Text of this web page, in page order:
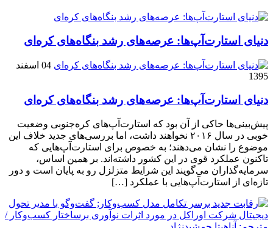
دنیای استارت‌آپ‌ها: عرصه‌های رشد بنگاه‌های کره‌ای‌
04 اسفند
1395
دنیای استارت‌آپ‌ها: عرصه‌های رشد بنگاه‌های کره‌ای‌
پیش‌بینی‌ها حاکی از آن بود که استارت‌آپ‌های کره‌جنوبی وضعیت
خوبی در سال ۲۰۱۶ نخواهند داشت، اما بررسی‌های جدید خلاف این
موضوع را نشان می‌دهند؛ به خصوص برای استارت‌آپ‌هایی که
تاکنون عملکرد قوی در این کشور داشته‌اند. بر همین اساس،
سرمایه‌گذاران می‌گویند این شرایط متزلزل رو به پایان است و دور
تازه‌ای از استارت‌آپ‌هایی با عملکرد […]